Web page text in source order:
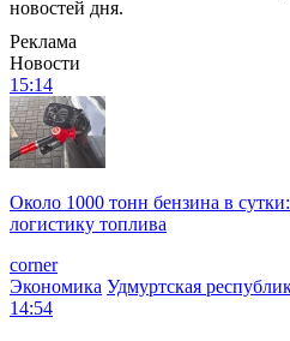
новостей дня.
Реклама
Новости
15:14
Около 1000 тонн бензина в
логистику топлива
corner
Экономика Удмуртская
14:54